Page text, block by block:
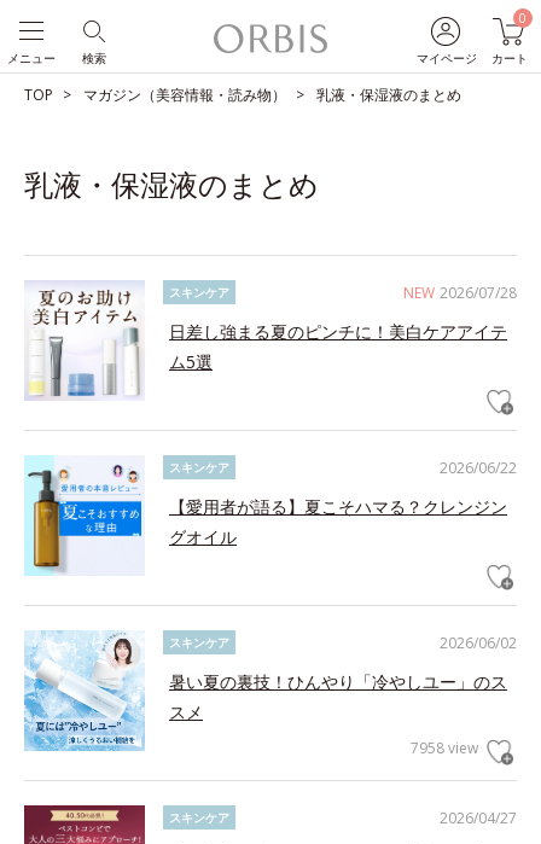
マイページ
0
カート
検索
メニュー
TOP マガジン（美容情報・読み物） 乳液・保湿液のまとめ
乳液・保湿液のまとめ
NEW 2026/07/28
スキンケア
日差し強まる夏のピンチに！美白ケアアイテ
ム5選
2026/06/22
スキンケア
【愛用者が語る】夏こそハマる？クレンジン
グオイル
2026/06/02
スキンケア
暑い夏の裏技！ひんやり「冷やしユー」のス
スメ
7958 view
2026/04/27
スキンケア